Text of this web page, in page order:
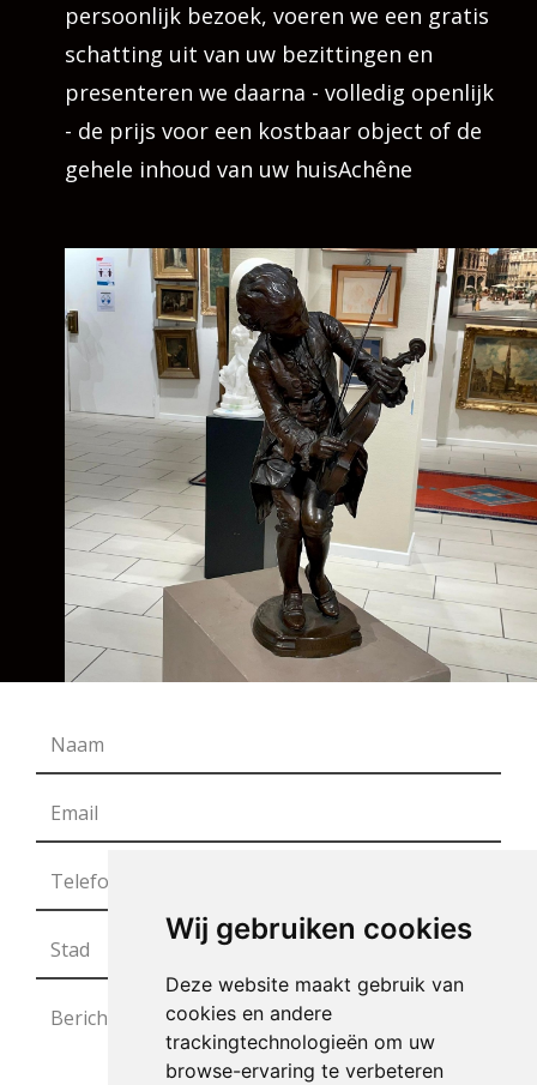
Wij gebruiken cookies
Deze website maakt gebruik van
cookies en andere
trackingtechnologieën om uw
browse-ervaring te verbeteren
persoonlijk bezoek, voeren we een gratis
schatting uit van uw bezittingen en
presenteren we daarna - volledig openlijk
- de prijs voor een kostbaar object of de
gehele inhoud van uw huisAchêne